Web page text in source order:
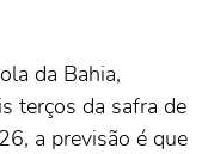
da Bahia,
terços da safra de
a previsão é que